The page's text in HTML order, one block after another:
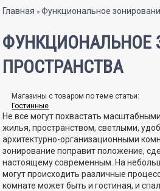
Главная » Функциональное
ФУНКЦИОНАЛЬНОЕ
ПРОСТРАНСТВА
Магазины с товаром по теме статьи:
Гостинные
Не все могут похвастать
жилья, пространством, светлыми,
архитектурно-организационными
зонирование поправит положение,
настоящему современным. На
могут происходить различные
комнате может быть и гостиная, и